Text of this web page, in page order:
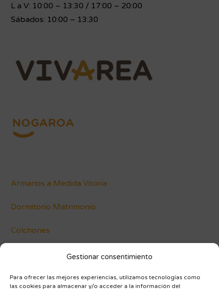
Gestionar consentimiento
Para ofrecer las mejores experiencias, utilizamos tecnologías como
las cookies para almacenar y/o acceder a la información del
L a V: 10:00 – 13:30 / 17:00 – 20:00
Sábados: 10:00 – 13:30
Armarios a Medida Vitoria
Dormitorio Matrimonio
Colchones
Blog